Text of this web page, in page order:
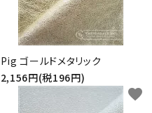
Pig ゴールドメタリック
2,156円(税196円)
favorite